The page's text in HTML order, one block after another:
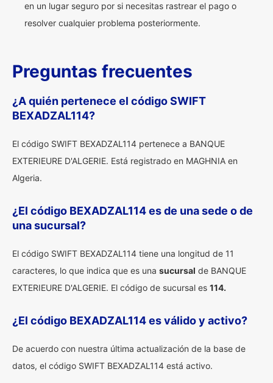
en un lugar seguro por si necesitas rastrear el pago o
resolver cualquier problema posteriormente.
Preguntas frecuentes
¿A quién pertenece el código SWIFT
BEXADZAL114?
El código SWIFT BEXADZAL114 pertenece a BANQUE
EXTERIEURE D'ALGERIE. Está registrado en MAGHNIA en
Algeria.
¿El código BEXADZAL114 es de una sede o de
una sucursal?
El código SWIFT BEXADZAL114 tiene una longitud de 11
caracteres, lo que indica que es una sucursal de BANQUE
EXTERIEURE D'ALGERIE. El código de sucursal es 114.
¿El código BEXADZAL114 es válido y activo?
De acuerdo con nuestra última actualización de la base de
datos, el código SWIFT BEXADZAL114 está activo.